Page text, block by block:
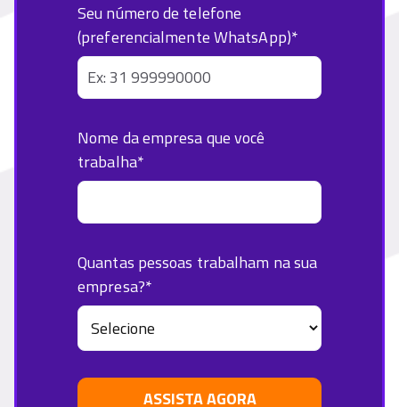
Seu número de telefone
(preferencialmente WhatsApp)*
Nome da empresa que você
trabalha*
Quantas pessoas trabalham na sua
empresa?*